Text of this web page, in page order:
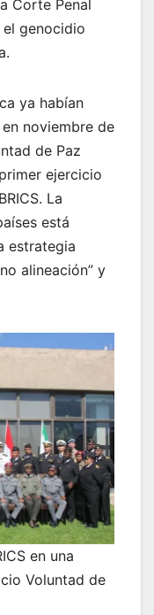
Corte Penal
genocidio
ya habían
noviembre de
de Paz
ejercicio
La
está
estrategia
alineación” y
en una
Voluntad de